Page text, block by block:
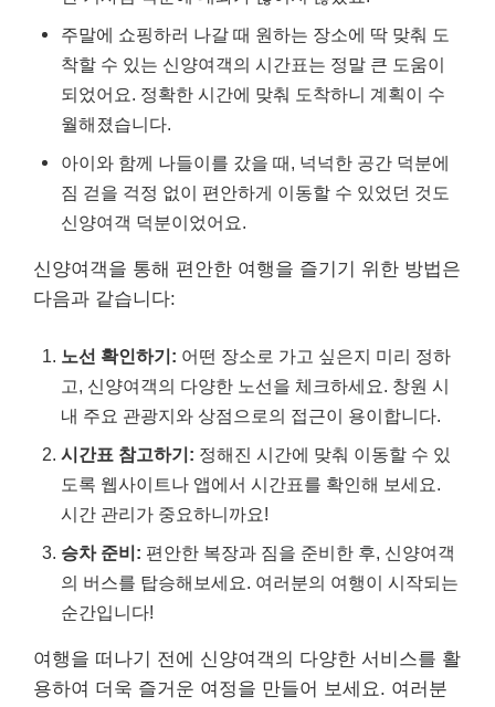
주말에 쇼핑하러 나갈 때 원하는 장소에 딱 맞춰 도
착할 수 있는 신양여객의 시간표는 정말 큰 도움이
되었어요. 정확한 시간에 맞춰 도착하니 계획이 수
월해졌습니다.
아이와 함께 나들이를 갔을 때, 넉넉한 공간 덕분에
짐 걷을 걱정 없이 편안하게 이동할 수 있었던 것도
신양여객 덕분이었어요.
신양여객을 통해 편안한 여행을 즐기기 위한 방법은
다음과 같습니다:
노선 확인하기: 어떤 장소로 가고 싶은지 미리 정하
고, 신양여객의 다양한 노선을 체크하세요. 창원 시
내 주요 관광지와 상점으로의 접근이 용이합니다.
시간표 참고하기: 정해진 시간에 맞춰 이동할 수 있
도록 웹사이트나 앱에서 시간표를 확인해 보세요.
시간 관리가 중요하니까요!
승차 준비: 편안한 복장과 짐을 준비한 후, 신양여객
의 버스를 탑승해보세요. 여러분의 여행이 시작되는
순간입니다!
여행을 떠나기 전에 신양여객의 다양한 서비스를 활
용하여 더욱 즐거운 여정을 만들어 보세요. 여러분